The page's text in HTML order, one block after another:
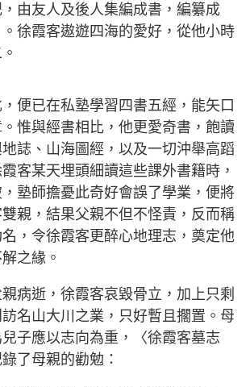
，由友人及後人集編成書，編纂成
。徐霞客遨遊四海的愛好，從他小時
便已在私塾學習四書五經，能矢口
惟與經書相比，他更愛奇書，飽讀
地誌、山海圖經，以及一切沖舉高蹈
客某天埋頭細讀這些課外書籍時，
塾師擔憂此奇好會誤了學業，便將
親，結果父親不但不怪責，反而稱
，令徐霞客更醉心地理志，奠定他
之緣。
病逝，徐霞客哀毀骨立，加上只剩
訪名山大川之業，只好暫且擱置。母
子應以志向為重，〈徐霞客墓志
了母親的勸勉：